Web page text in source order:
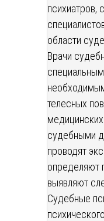
психиатров,
области
Врачи
телесных
судебными
проводят
определяют
выявляют
Судебные